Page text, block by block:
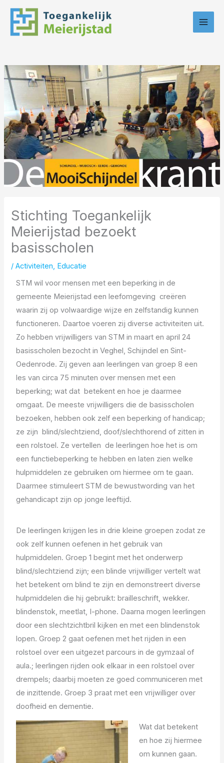
naar
Stichting Toegankelijk
Meierijstad bezoekt
basisscholen
/Activiteiten, Educatie
STM wil voor mensen met een beperking in de
gemeente Meierijstad een leefomgeving creëren
waarin zij op volwaardige wijze en zelfstandig kunnen
functioneren. Daartoe voeren zij diverse activiteiten uit.
Zo hebben vrijwilligers van STM in maart en april 24
basisscholen bezocht in Veghel, Schijndel en Sint-
Oedenrode. Zij geven aan leerlingen van groep 8 een
les van circa 75 minuten over mensen met een
beperking; wat dat betekent en hoe je daarmee
omgaat. De meeste vrijwilligers die de basisscholen
bezoeken, hebben ook zelf een beperking of handicap;
ze zijn blind/slechtziend, doof/slechthorend of zitten in
een rolstoel. Ze vertellen de leerlingen hoe het is om
een functiebeperking te hebben en laten zien welke
hulpmiddelen ze gebruiken om hiermee om te gaan.
Daarmee stimuleert STM de bewustwording van het
gehandicapt zijn op jonge leeftijd.
De leerlingen krijgen les in drie kleine groepen zodat ze
ook zelf kunnen oefenen in het gebruik van
hulpmiddelen. Groep 1 begint met het onderwerp
blind/slechtziend zijn; een blinde vrijwilliger vertelt wat
het betekent om blind te zijn en demonstreert diverse
hulpmiddelen die hij gebruikt: brailleschrift, wekker.
blindenstok, meetlat, I-phone. Daarna mogen leerlingen
door een slechtzichtbril kijken en met een blindenstok
lopen. Groep 2 gaat oefenen met het rijden in een
rolstoel over een uitgezet parcours in de gymzaal of
aula.; leerlingen rijden ook elkaar in een rolstoel over
drempels; daarbij moeten ze goed communiceren met
de inzittende. Groep 3 praat met een vrijwilliger over
doofheid en dementie.
Wat dat betekent
en hoe zij hiermee
om kunnen gaan.